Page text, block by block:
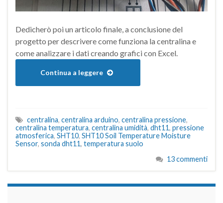
Dedicherò poi un articolo finale, a conclusione del
progetto per descrivere come funziona la centralina e
come analizzare i dati creando grafici con Excel.
Continua a leggere
centralina, centralina arduino, centralina pressione,
centralina temperatura, centralina umidità, dht11, pressione
atmosferica, SHT10, SHT10 Soil Temperature Moisture
Sensor, sonda dht11, temperatura suolo
13 commenti